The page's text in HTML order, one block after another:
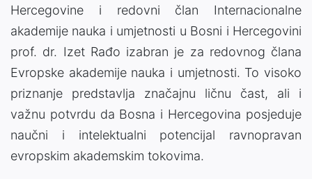
Hercegovine i redovni član Internacionalne
akademije nauka i umjetnosti u Bosni i Hercegovini
prof. dr. Izet Rađo izabran je za redovnog člana
Evropske akademije nauka i umjetnosti. To visoko
priznanje predstavlja značajnu ličnu čast, ali i
važnu potvrdu da Bosna i Hercegovina posjeduje
naučni i intelektualni potencijal ravnopravan
evropskim akademskim tokovima.